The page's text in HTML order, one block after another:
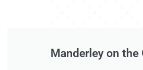
Manderley on the